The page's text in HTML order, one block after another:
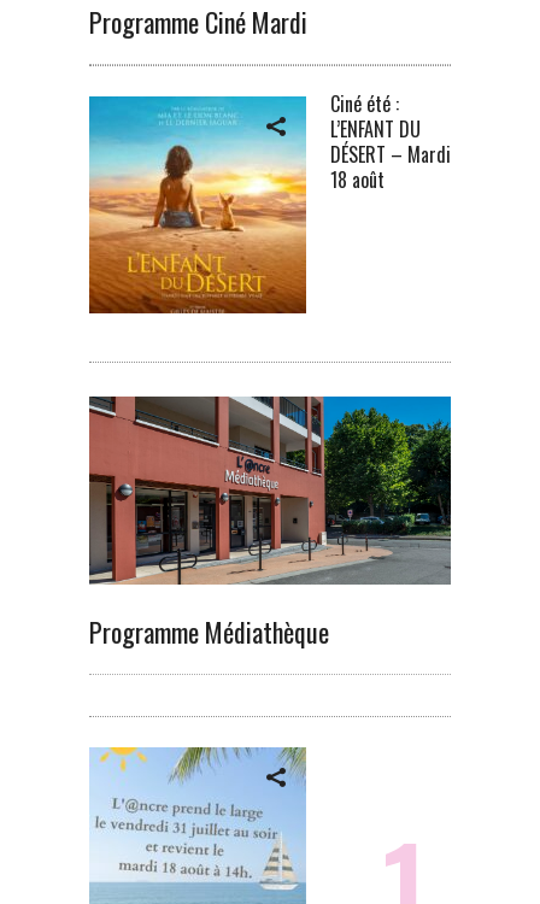
Programme Ciné Mardi
Ciné été :
L’ENFANT DU
DÉSERT – Mardi
18 août
Programme Médiathèque